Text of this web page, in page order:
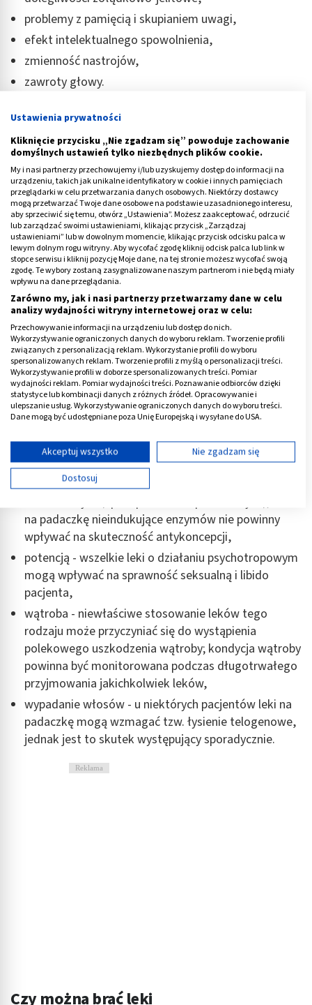
problemy z pamięcią i skupianiem uwagi,
efekt intelektualnego spowolnienia,
zmienność nastrojów,
zawroty głowy.
Pacjenci stosującyleki przeciwpadaczkowe
alkoholem - leków na padaczkę absolutnie nie wolno
łączyć z alkoholem – interakcja substancji może
prowadzić do poważnych uszkodzeń wątroby, nerek
lub mózgu,
jazdą samochodem - po żadnych lekach
wpływających na koncentrację nie powinno się
prowadzić pojazdów ani obsługiwać maszyn; sama
padaczka jest przeciwwskazaniem do prowadzenia
auta, ponieważ nastąpienie ataku podczas jazdy
grozi poważnymi konsekwencjami,
masą ciała - nawet leki przeciwpadaczkowe nowej
generacji mogą powodować tycie, u niektórych
pacjentów wzmagają one apetyt, powodując
zwiększoną podaż pokarmów,
antykoncepcją - leki przeciwpadaczkowe indukujące
co hormony są szybciej rozkładane i krócej obecne w
organizmie – może to zmniejszać skuteczność
antykoncepcji doustnej lub innych środków
na padaczkę nieindukujące enzymów nie powinny
wpływać na skuteczność antykoncepcji,
potencją - wszelkie leki o działaniu psychotropowym
mogą wpływać na sprawność seksualną i libido
pacjenta,
wątroba - niewłaściwe stosowanie leków tego
rodzaju może przyczyniać się do wystąpienia
polekowego uszkodzenia wątroby; kondycja wątroby
powinna być monitorowana podczas długotrwałego
przyjmowania jakichkolwiek leków,
wypadanie włosów - u niektórych pacjentów leki na
padaczkę mogą wzmagać tzw. łysienie telogenowe,
jednak jest to skutek występujący sporadycznie.
Reklama
Czy można brać leki
Ustawienia prywatności
Kliknięcie przycisku „Nie zgadzam się” powoduje zachowanie
domyślnych ustawień tylko niezbędnych plików cookie.
My i nasi partnerzy przechowujemy i/lub uzyskujemy dostęp do informacji na
urządzeniu, takich jak unikalne identyfikatory w cookie i innych pamięciach
przeglądarki w celu przetwarzania danych osobowych. Niektórzy dostawcy
mogą przetwarzać Twoje dane osobowe na podstawie uzasadnionego interesu,
aby sprzeciwić się temu, otwórz „Ustawienia”. Możesz zaakceptować, odrzucić
lub zarządzać swoimi ustawieniami, klikając przycisk „Zarządzaj
ustawieniami” lub w dowolnym momencie, klikając przycisk odcisku palca w
lewym dolnym rogu witryny. Aby wycofać zgodę kliknij odcisk palca lub link w
stopce serwisu i kliknij pozycję Moje dane, na tej stronie możesz wycofać swoją
zgodę. Te wybory zostaną zasygnalizowane naszym partnerom i nie będą miały
wpływu na dane przeglądania.
Zarówno my, jak i nasi partnerzy przetwarzamy dane w celu
analizy wydajności witryny internetowej oraz w celu:
Przechowywanie informacji na urządzeniu lub dostęp do nich.
Wykorzystywanie ograniczonych danych do wyboru reklam. Tworzenie profili
związanych z personalizacją reklam. Wykorzystanie profili do wyboru
spersonalizowanych reklam. Tworzenie profili z myślą o personalizacji treści.
Wykorzystywanie profili w doborze spersonalizowanych treści. Pomiar
wydajności reklam. Pomiar wydajności treści. Poznawanie odbiorców dzięki
statystyce lub kombinacji danych z różnych źródeł. Opracowywanie i
ulepszanie usług. Wykorzystywanie ograniczonych danych do wyboru treści.
Dane mogą być udostępniane poza Unię Europejską i wysyłane do USA.
Wyświetl listę partnerów (11 dostawców IAB)
Używamy Twoich danych w następujących celach:
Cele przetwarzania IAB:
Przechowywanie informacji na urządzeniu lub
dostęp do nich
Wykorzystywanie ograniczonych danych do
wyboru reklam
Tworzenie profili w celu spersonalizowanych
reklam
Wykorzystanie profili do wyboru
spersonalizowanych reklam
Tworzenie profili w celu personalizacji treści
Wykorzystywanie profili w celu doboru
spersonalizowanych treści
Pomiar efektywności reklam
Pomiar efektywności treści
Akceptuj wszystko
Nie zgadzam się
Dostosuj